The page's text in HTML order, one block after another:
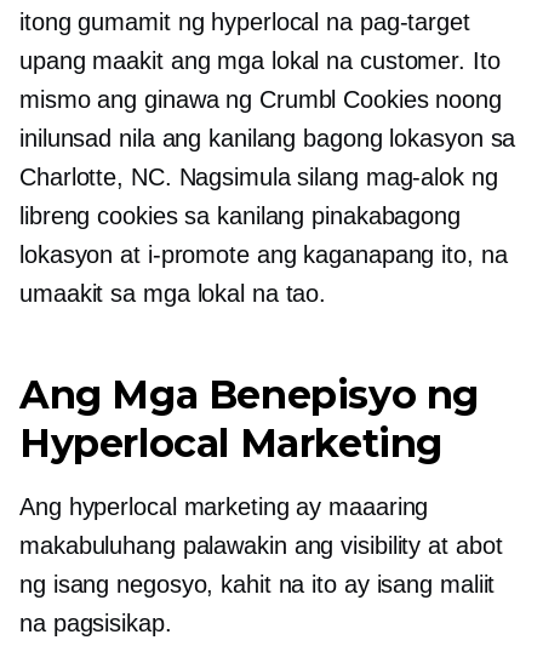
itong gumamit ng hyperlocal na pag-target
upang maakit ang mga lokal na customer. Ito
mismo ang ginawa ng Crumbl Cookies noong
inilunsad nila ang kanilang bagong lokasyon sa
Charlotte, NC. Nagsimula silang mag-alok ng
libreng cookies sa kanilang pinakabagong
lokasyon at i-promote ang kaganapang ito, na
umaakit sa mga lokal na tao.
Ang Mga Benepisyo ng
Hyperlocal Marketing
Ang hyperlocal marketing ay maaaring
makabuluhang palawakin ang visibility at abot
ng isang negosyo, kahit na ito ay isang maliit
na pagsisikap.